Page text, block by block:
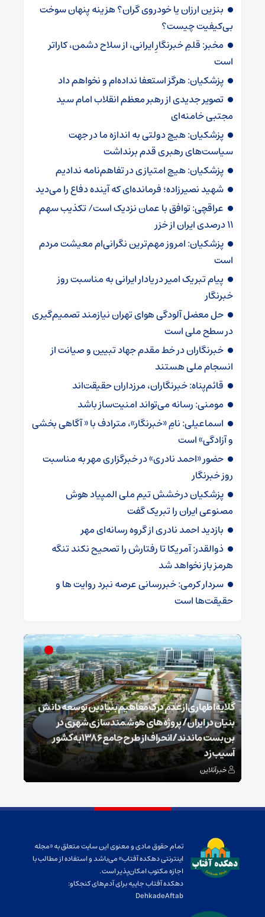
بنزین ارزان یا خودروی گران؟ هزینه پنهان سوخت
بی‌کیفیت چیست؟
مخبر: قلمِ خبرنگارِ ایرانی، از سلاح دشمن، کاراتر
است
پزشکیان: هرگز استعفا نداده‌ام و نخواهم داد
تصویر جدیدی از رهبر معظم انقلاب امام سید
مجتبی خامنه‌ای
پزشکیان: هیچ دولتی به اندازه ما در جهت
سیاست‌های رهبری قدم برنداشت
پزشکیان: هیچ امتیازی در تفاهم‌نامه ندادیم
شهید نصیرزاده؛ فرمانده‌ای که آینده دفاع را می‌دید
عراقچی: توافق با عمان نزدیک است/ تکذیب سهم
۱۱ درصدی ایران از خزر
پزشکیان: امروز مهم‌ترین نگرانی‌ام معیشت مردم
است
پیام تبریک امیر دریادار ایرانی به مناسبت روز
خبرنگار
حل معضل آلودگی هوای تهران نیازمند تصمیم‌گیری
در سطح ملی است
خبرنگاران در خط مقدم جهاد تبیین و صیانت از
انسجام ملی هستند
قائم‌پناه: ‏خبرنگاران، مرزداران حقیقت‌اند
مومنی: رسانه می‌تواند امنیت‌ساز باشد
اسماعیلی: نامِ «خبرنگار»، مترادف با « آگاهی بخشی
و آزادگی» است
حضور «احمد نادری» در خبرگزاری مهر به مناسبت
روز خبرنگار
پزشکیان درخشش تیم ملی المپیاد هوش
مصنوعی ایران را تبریک گفت
بازدید احمد نادری از گروه رسانه‌ای مهر
ذوالقدر: آمریکا تا رفتارش را تصحیح نکند تنگه
هرمز باز نخواهد شد
سردار کرمی: خبررسانی عرصه نبرد روایت ها و
حقیقت‌ها است
گلایه اطهاری از عدم درک مفاهیم بنیادین توسعه دانش
بنیان در ایران/ پروژه‌های هوشمندسازی شهری در
بن‌بست ماندند/انحراف از طرح جامع ۱۳۸۶ به کشور
آسیب زد
خبرآنلاین
تمام حقوق مادی و معنوی این سایت متعلق به «مجله
اینترنتی دهکده آفتاب» می‌باشد و استفاده از مطالب با
اجازه مکتوب امکان‌پذیر است.
دهکده آفتاب جاییه برای آدم‌های کنجکاو:
DehkadeAftab